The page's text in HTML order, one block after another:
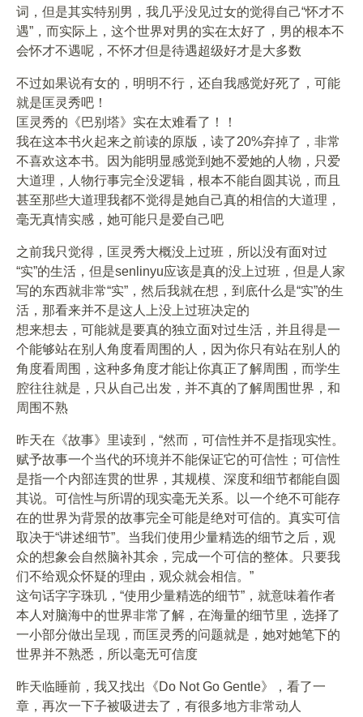
词，但是其实特别男，我几乎没见过女的觉得自己“怀才不
遇”，而实际上，这个世界对男的实在太好了，男的根本不
会怀才不遇呢，不怀才但是待遇超级好才是大多数
不过如果说有女的，明明不行，还自我感觉好死了，可能
就是匡灵秀吧！
匡灵秀的《巴别塔》实在太难看了！！
我在这本书火起来之前读的原版，读了20%弃掉了，非常
不喜欢这本书。因为能明显感觉到她不爱她的人物，只爱
大道理，人物行事完全没逻辑，根本不能自圆其说，而且
甚至那些大道理我都不觉得是她自己真的相信的大道理，
毫无真情实感，她可能只是爱自己吧
之前我只觉得，匡灵秀大概没上过班，所以没有面对过
“实”的生活，但是senlinyu应该是真的没上过班，但是人家
写的东西就非常“实”，然后我就在想，到底什么是“实”的生
活，那看来并不是这人上没上过班决定的
想来想去，可能就是要真的独立面对过生活，并且得是一
个能够站在别人角度看周围的人，因为你只有站在别人的
角度看周围，这种多角度才能让你真正了解周围，而学生
腔往往就是，只从自己出发，并不真的了解周围世界，和
周围不熟
昨天在《故事》里读到，“然而，可信性并不是指现实性。
赋予故事一个当代的环境并不能保证它的可信性；可信性
是指一个内部连贯的世界，其规模、深度和细节都能自圆
其说。可信性与所谓的现实毫无关系。以一个绝不可能存
在的世界为背景的故事完全可能是绝对可信的。真实可信
取决于“讲述细节”。当我们使用少量精选的细节之后，观
众的想象会自然脑补其余，完成一个可信的整体。只要我
们不给观众怀疑的理由，观众就会相信。”
这句话字字珠玑，“使用少量精选的细节”，就意味着作者
本人对脑海中的世界非常了解，在海量的细节里，选择了
一小部分做出呈现，而匡灵秀的问题就是，她对她笔下的
世界并不熟悉，所以毫无可信度
昨天临睡前，我又找出《Do Not Go Gentle》，看了一
章，再次一下子被吸进去了，有很多地方非常动人